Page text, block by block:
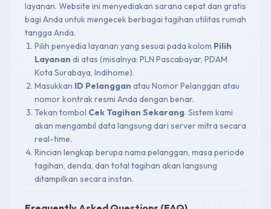
layanan. Website ini menyediakan sarana cepat dan gratis
bagi Anda untuk mengecek berbagai tagihan utilitas rumah
tangga Anda.
Pilih penyedia layanan yang sesuai pada kolom Pilih
Layanan di atas (misalnya: PLN Pascabayar, PDAM
Kota Surabaya, Indihome).
Masukkan ID Pelanggan atau Nomor Pelanggan atau
nomor kontrak resmi Anda dengan benar.
Tekan tombol Cek Tagihan Sekarang. Sistem kami
akan mengambil data langsung dari server mitra secara
real-time.
Rincian lengkap berupa nama pelanggan, masa periode
tagihan, denda, dan total tagihan akan langsung
ditampilkan secara instan.